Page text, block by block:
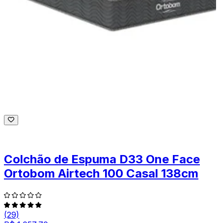
Colchão de Espuma D33 One Face
Ortobom Airtech 100 Casal 138cm
(29)